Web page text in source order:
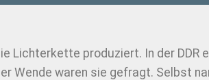
Lichterkette produziert. In der DDR
Wende waren sie gefragt. Selbst